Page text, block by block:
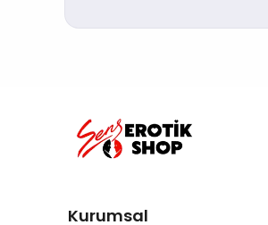
Kurumsal